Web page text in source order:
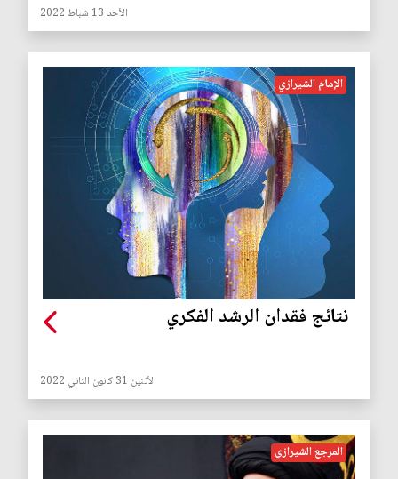
الأحد 13 شباط 2022
الإمام الشيرازي
نتائج فقدان الرشد الفكري
الأثنين 31 كانون الثاني 2022
المرجع الشيرازي